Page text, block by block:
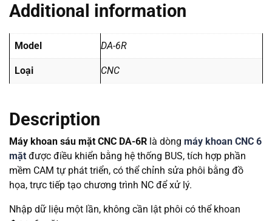
Description
Máy khoan sáu mặt CNC DA-6R là dòng máy khoan CNC 6
mặt được điều khiển bằng hệ thống BUS, tích hợp phần
mềm CAM tự phát triển, có thể chỉnh sửa phôi bằng đồ
họa, trực tiếp tạo chương trình NC để xử lý.
Nhập dữ liệu một lần, không cần lật phôi có thể khoan
Additional information
Model DA-6R
Loại CNC